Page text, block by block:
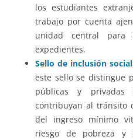
los estudiantes
trabajo por cuenta
unidad central para
expedientes.
Sello de inclusión
este sello se distingue
públicas y
contribuyan al tránsito
del ingreso mínimo
riesgo de pobreza y